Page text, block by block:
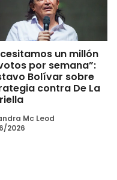
un millón
por semana”:
Bolívar sobre
contra De La
Mc Leod
2026